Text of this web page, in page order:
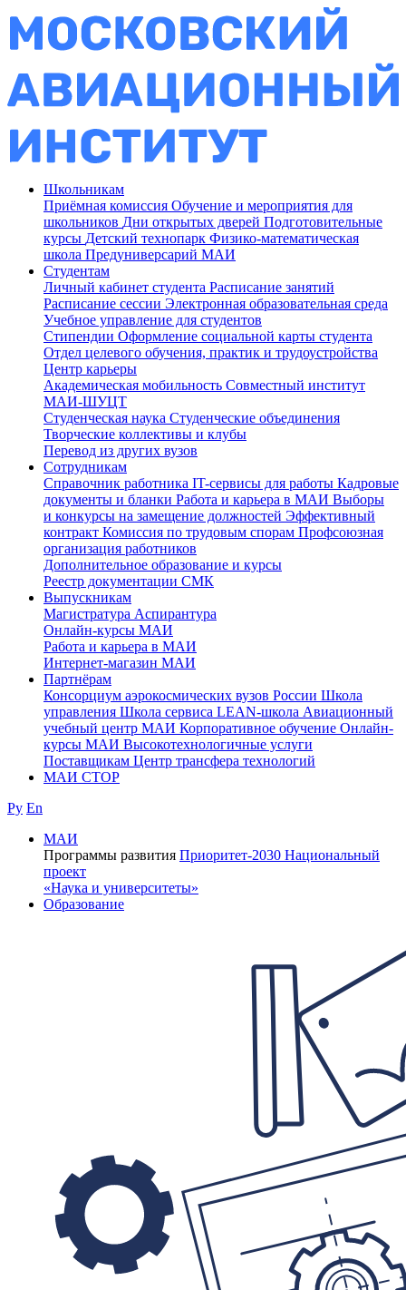
Школьникам
Приёмная комиссия Обучение и мероприятия для
школьников Дни открытых дверей Подготовительные
курсы Детский технопарк Физико-математическая
школа Предуниверсарий МАИ
Студентам
Личный кабинет студента Расписание занятий
Расписание сессии Электронная образовательная среда
Учебное управление для студентов
Стипендии Оформление социальной карты студента
Отдел целевого обучения, практик и трудоустройства
Центр карьеры
Академическая мобильность Совместный институт
МАИ-ШУЦТ
Студенческая наука Студенческие объединения
Творческие коллективы и клубы
Перевод из других вузов
Сотрудникам
Cправочник работника IT-сервисы для работы Кадровые
документы и бланки Работа и карьера в МАИ Выборы
и конкурсы на замещение должностей Эффективный
контракт Комиссия по трудовым спорам Профсоюзная
организация работников
Дополнительное образование и курсы
Реестр документации СМК
Выпускникам
Магистратура Аспирантура
Онлайн-курсы МАИ
Работа и карьера в МАИ
Интернет-магазин МАИ
Партнёрам
Консорциум аэрокосмических вузов России Школа
управления Школа сервиса LEAN-школа Авиационный
учебный центр МАИ Корпоративное обучение Онлайн-
курсы МАИ Высокотехнологичные услуги
Поставщикам Центр трансфера технологий
МАИ СТОР
Ру En
МАИ
Программы развития Приоритет-2030 Национальный
проект
«Наука и университеты»
Образование